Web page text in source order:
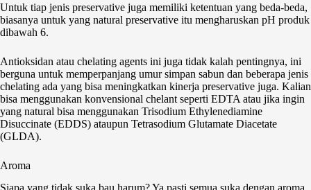
Untuk tiap jenis preservative juga memiliki ketentuan yang beda-beda,
biasanya untuk yang natural preservative itu mengharuskan pH produk
dibawah 6.
Antioksidan atau chelating agents ini juga tidak kalah pentingnya, ini
berguna untuk memperpanjang umur simpan sabun dan beberapa jenis
chelating ada yang bisa meningkatkan kinerja preservative juga. Kalian
bisa menggunakan konvensional chelant seperti EDTA atau jika ingin
yang natural bisa menggunakan Trisodium Ethylenediamine
Disuccinate (EDDS) ataupun Tetrasodium Glutamate Diacetate
(GLDA).
Aroma